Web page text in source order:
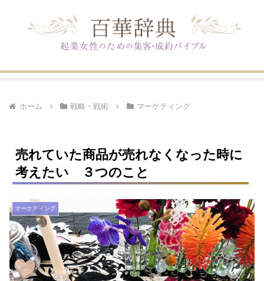
ホーム 戦略・戦術 マーケティング
売れていた商品が売れなくなった時に
考えたい ３つのこと
マーケティング